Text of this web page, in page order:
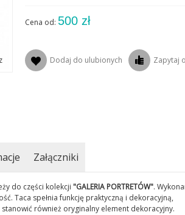
Cena od: 500 zł
Dodaj do ulubionych Zapytaj
Załączniki
do części kolekcji "GALERIA PORTRETÓW".
Taca spełnia funkcję praktyczną i dekoracyjną,
również oryginalny element dekoracyjny.